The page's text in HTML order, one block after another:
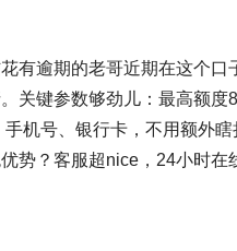
有逾期的老哥近期在这个口
关键参数够劲儿：最高额度8
机号、银行卡，不用额外瞎
势？客服超nice，24小时在